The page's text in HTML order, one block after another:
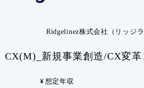
Ridgelinez株式会社（リッジラ
CX(M)_新規事業創造/CX変革
想定年収